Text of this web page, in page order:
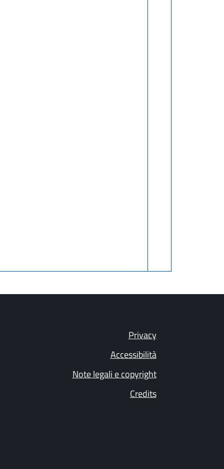
Privacy
Accessibilità
Note legali e copyright
Credits